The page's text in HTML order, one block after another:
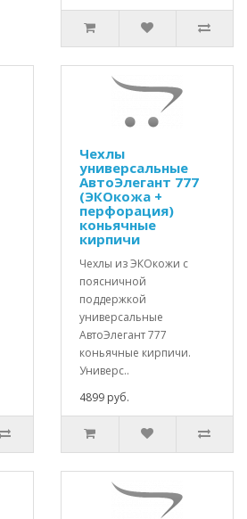
Чехлы
универсальные
АвтоЭлегант 777
(ЭКОкожа +
перфорация)
коньячные
кирпичи
Чехлы из ЭКОкожи с
поясничной
поддержкой
универсальные
АвтоЭлегант 777
коньячные кирпичи.
Универс..
4899 руб.